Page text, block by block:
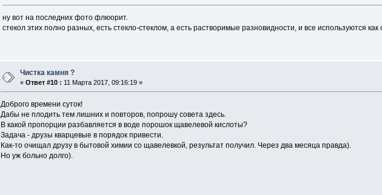
ну вот на последних фото флюорит.
стекол этих полно разных, есть стекло-стеклом, а есть растворимые разновидности, и все используются
Чистка камня ?
«Ответ #10 : 11 Марта 2017, 09:16:19 »
Доброго времени суток!
Дабы не плодить тем лишних и повторов, попрошу совета здесь.
В какой пропорции разбавляется в воде порошок щавелевой кислоты?
Задача - друзы кварцевые в порядок привести.
Как-то очищал друзу в бытовой химии со щавелевкой, результат получил. Через два месяца правда).
Но уж больно долго).